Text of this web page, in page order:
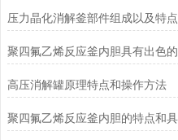
压力晶化消解釜部件组成以及特点
高压消解罐原理特点和操作方法